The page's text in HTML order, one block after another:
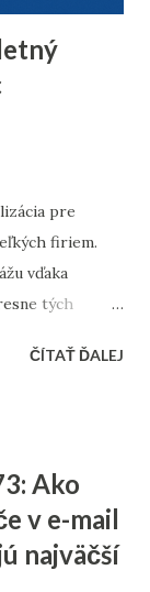
pre
firiem.
vďaka
tých
z vášho
hľadajú.
skúste
obedy
ČÍTAŤ ĎALEJ
Ako
v e-mail
najväčší